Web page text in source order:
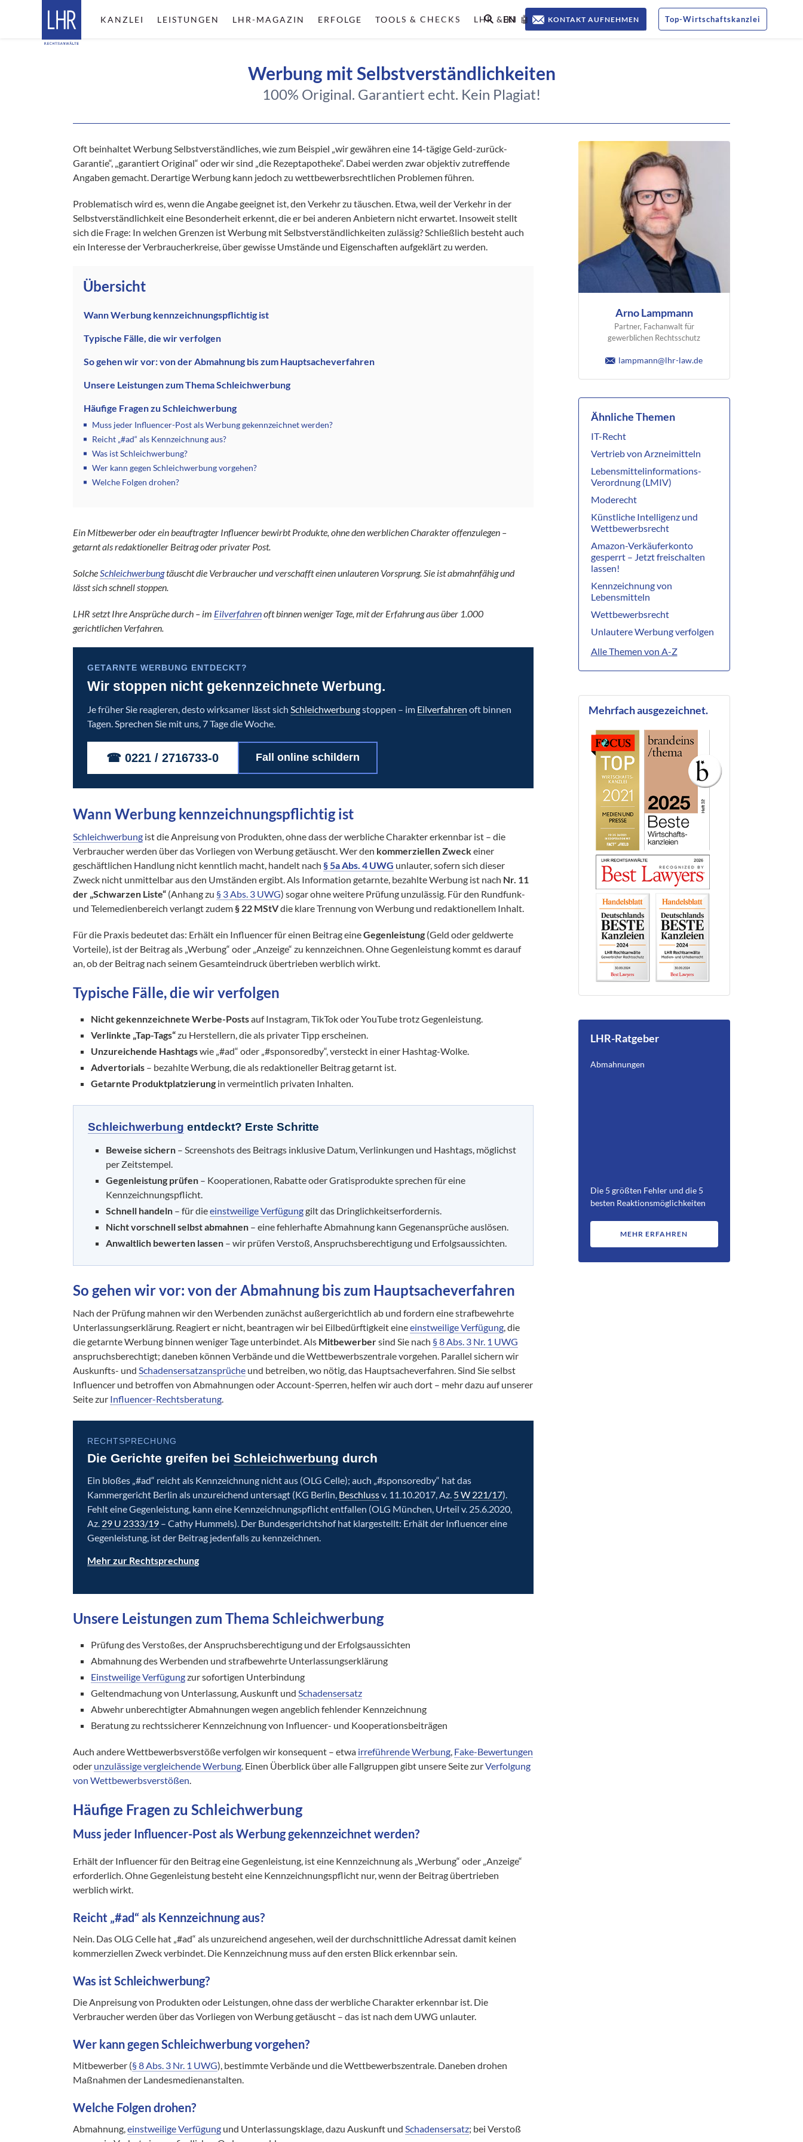
Top-Wirtschaftskanzlei
KONTAKT AUFNEHMEN
KANZLEI LEISTUNGEN LHR-MAGAZIN ERFOLGE TOOLS & CHECKS LHR & KI 🤖
EN
Werbung mit Selbstverständlichkeiten
100% Original. Garantiert echt. Kein Plagiat!
Oft beinhaltet Werbung Selbstverständliches, wie zum Beispiel „wir gewähren eine 14-tägige Geld-zurück-
Garantie“, „garantiert Original“ oder wir sind „die Rezeptapotheke“. Dabei werden zwar objektiv zutreffende
Angaben gemacht. Derartige Werbung kann jedoch zu wettbewerbsrechtlichen Problemen führen.
Problematisch wird es, wenn die Angabe geeignet ist, den Verkehr zu täuschen. Etwa, weil der Verkehr in der
Selbstverständlichkeit eine Besonderheit erkennt, die er bei anderen Anbietern nicht erwartet. Insoweit stellt
sich die Frage: In welchen Grenzen ist Werbung mit Selbstverständlichkeiten zulässig? Schließlich besteht auch
ein Interesse der Verbraucherkreise, über gewisse Umstände und Eigenschaften aufgeklärt zu werden.
Übersicht
Wann Werbung kennzeichnungspflichtig ist
Typische Fälle, die wir verfolgen
So gehen wir vor: von der Abmahnung bis zum Hauptsacheverfahren
Unsere Leistungen zum Thema Schleichwerbung
Häufige Fragen zu Schleichwerbung
Muss jeder Influencer-Post als Werbung gekennzeichnet werden?
Reicht „#ad“ als Kennzeichnung aus?
Was ist Schleichwerbung?
Wer kann gegen Schleichwerbung vorgehen?
Welche Folgen drohen?
Ein Mitbewerber oder ein beauftragter Influencer bewirbt Produkte, ohne den werblichen Charakter offenzulegen –
getarnt als redaktioneller Beitrag oder privater Post.
SolcheSchleichwerbungtäuscht die Verbraucher und verschafft einen unlauteren Vorsprung. Sie ist abmahnfähig und
lässt sich schnell stoppen.
LHR setzt Ihre Ansprüche durch – im Eilverfahrenoft binnen weniger Tage, mit der Erfahrung aus über 1.000
gerichtlichen Verfahren.
GETARNTE WERBUNG ENTDECKT?
Wir stoppen nicht gekennzeichnete Werbung.
Je früher Sie reagieren, desto wirksamer lässt sichSchleichwerbungstoppen – im Eilverfahren oft binnen
Tagen. Sprechen Sie mit uns, 7 Tage die Woche.
☎ 0221 / 2716733-0 Fall online schildern
Wann Werbung kennzeichnungspflichtig ist
Schleichwerbung ist die Anpreisung von Produkten, ohne dass der werbliche Charakter erkennbar ist – die
Verbraucher werden über das Vorliegen von Werbung getäuscht. Wer den kommerziellen Zweckeiner
geschäftlichen Handlung nicht kenntlich macht, handelt nach§ 5a Abs. 4 UWG unlauter, sofern sich dieser
Zweck nicht unmittelbar aus den Umständen ergibt. Als Information getarnte, bezahlte Werbung ist nach Nr. 11
der „Schwarzen Liste“ (Anhang zu § 3 Abs. 3 UWG) sogar ohne weitere Prüfung unzulässig. Für den Rundfunk-
und Telemedienbereich verlangt zudem§ 22 MStVdie klare Trennung von Werbung und redaktionellem Inhalt.
Für die Praxis bedeutet das: Erhält ein Influencer für einen Beitrag eineGegenleistung (Geld oder geldwerte
Vorteile), ist der Beitrag als „Werbung“ oder „Anzeige“ zu kennzeichnen. Ohne Gegenleistung kommt es darauf
an, ob der Beitrag nach seinem Gesamteindruck übertrieben werblich wirkt.
Typische Fälle, die wir verfolgen
Nicht gekennzeichnete Werbe-Postsauf Instagram, TikTok oder YouTube trotz Gegenleistung.
Verlinkte „Tap-Tags“zu Herstellern, die als privater Tipp erscheinen.
Unzureichende Hashtagswie „#ad“ oder „#sponsoredby“, versteckt in einer Hashtag-Wolke.
Advertorials – bezahlte Werbung, die als redaktioneller Beitrag getarnt ist.
Getarnte Produktplatzierung in vermeintlich privaten Inhalten.
Schleichwerbung entdeckt? Erste Schritte
Beweise sichern – Screenshots des Beitrags inklusive Datum, Verlinkungen und Hashtags, möglichst
per Zeitstempel.
Gegenleistung prüfen – Kooperationen, Rabatte oder Gratisprodukte sprechen für eine
Kennzeichnungspflicht.
Schnell handeln – für dieeinstweilige Verfügunggilt das Dringlichkeitserfordernis.
Nicht vorschnell selbst abmahnen – eine fehlerhafte Abmahnung kann Gegenansprüche auslösen.
Anwaltlich bewerten lassen – wir prüfen Verstoß, Anspruchsberechtigung und Erfolgsaussichten.
So gehen wir vor: von der Abmahnung bis zum Hauptsacheverfahren
Nach der Prüfung mahnen wir den Werbenden zunächst außergerichtlich ab und fordern eine strafbewehrte
Unterlassungserklärung. Reagiert er nicht, beantragen wir bei Eilbedürftigkeit eineeinstweilige Verfügung, die
die getarnte Werbung binnen weniger Tage unterbindet. Als Mitbewerbersind Sie nach § 8 Abs. 3 Nr. 1 UWG
anspruchsberechtigt; daneben können Verbände und die Wettbewerbszentrale vorgehen. Parallel sichern wir
Auskunfts- undSchadensersatzansprüche und betreiben, wo nötig, das Hauptsacheverfahren. Sind Sie selbst
Influencer und betroffen von Abmahnungen oder Account-Sperren, helfen wir auch dort – mehr dazu auf unserer
Seite zur Influencer-Rechtsberatung.
RECHTSPRECHUNG
Die Gerichte greifen beiSchleichwerbung durch
Ein bloßes „#ad“ reicht als Kennzeichnung nicht aus (OLG Celle); auch „#sponsoredby“ hat das
Kammergericht Berlin als unzureichend untersagt (KG Berlin, Beschlussv. 11.10.2017, Az. 5 W 221/17).
Fehlt eine Gegenleistung, kann eine Kennzeichnungspflicht entfallen (OLG München, Urteil v. 25.6.2020,
Az. 29 U 2333/19 – Cathy Hummels). Der Bundesgerichtshof hat klargestellt: Erhält der Influencer eine
Gegenleistung, ist der Beitrag jedenfalls zu kennzeichnen.
Mehr zur Rechtsprechung
Unsere Leistungen zum Thema Schleichwerbung
Prüfung des Verstoßes, der Anspruchsberechtigung und der Erfolgsaussichten
Abmahnung des Werbenden und strafbewehrte Unterlassungserklärung
Einstweilige Verfügungzur sofortigen Unterbindung
Geltendmachung von Unterlassung, Auskunft undSchadensersatz
Abwehr unberechtigter Abmahnungen wegen angeblich fehlender Kennzeichnung
Beratung zu rechtssicherer Kennzeichnung von Influencer- und Kooperationsbeiträgen
Auch andere Wettbewerbsverstöße verfolgen wir konsequent – etwa irreführende Werbung, Fake-Bewertungen
oder unzulässige vergleichende Werbung. Einen Überblick über alle Fallgruppen gibt unsere Seite zurVerfolgung
von Wettbewerbsverstößen.
Häufige Fragen zu Schleichwerbung
Muss jeder Influencer-Post als Werbung gekennzeichnet werden?
Erhält der Influencer für den Beitrag eine Gegenleistung, ist eine Kennzeichnung als „Werbung“ oder „Anzeige“
erforderlich. Ohne Gegenleistung besteht eine Kennzeichnungspflicht nur, wenn der Beitrag übertrieben
werblich wirkt.
Reicht „#ad“ als Kennzeichnung aus?
Nein. Das OLG Celle hat „#ad“ als unzureichend angesehen, weil der durchschnittliche Adressat damit keinen
kommerziellen Zweck verbindet. Die Kennzeichnung muss auf den ersten Blick erkennbar sein.
Was ist Schleichwerbung?
Die Anpreisung von Produkten oder Leistungen, ohne dass der werbliche Charakter erkennbar ist. Die
Verbraucher werden über das Vorliegen von Werbung getäuscht – das ist nach dem UWG unlauter.
Wer kann gegen Schleichwerbung vorgehen?
Mitbewerber (§ 8 Abs. 3 Nr. 1 UWG), bestimmte Verbände und die Wettbewerbszentrale. Daneben drohen
Maßnahmen der Landesmedienanstalten.
Welche Folgen drohen?
Abmahnung,einstweilige Verfügung und Unterlassungsklage, dazu Auskunft undSchadensersatz; bei Verstoß
Arno Lampmann
Partner, Fachanwalt für
gewerblichen Rechtsschutz
lampmann@lhr-law.de
Ähnliche Themen
IT-Recht
Vertrieb von Arzneimitteln
Lebensmittelinformations-
Verordnung (LMIV)
Moderecht
Künstliche Intelligenz und
Wettbewerbsrecht
Amazon-Verkäuferkonto
gesperrt – Jetzt freischalten
lassen!
Kennzeichnung von
Lebensmitteln
Wettbewerbsrecht
Unlautere Werbung verfolgen
Alle Themen von A-Z
Mehrfach ausgezeichnet.
LHR-Ratgeber
Abmahnungen
Die 5 größten Fehler und die 5
besten Reaktionsmöglichkeiten
MEHR ERFAHREN